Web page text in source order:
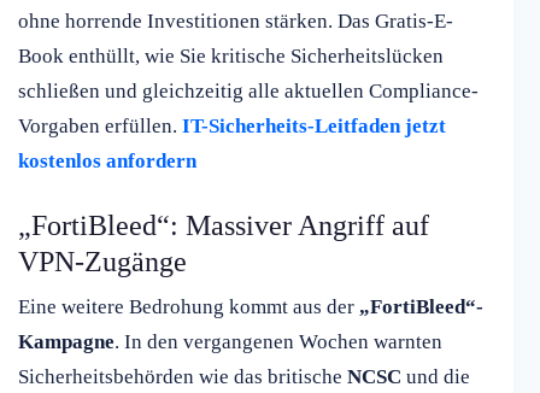
ohne horrende Investitionen stärken. Das Gratis-E-
Book enthüllt, wie Sie kritische Sicherheitslücken
schließen und gleichzeitig alle aktuellen Compliance-
Vorgaben erfüllen. IT-Sicherheits-Leitfaden jetzt
kostenlos anfordern
„FortiBleed“: Massiver Angriff auf
VPN-Zugänge
Eine weitere Bedrohung kommt aus der „FortiBleed“-
Kampagne. In den vergangenen Wochen warnten
Sicherheitsbehörden wie das britische NCSC und die